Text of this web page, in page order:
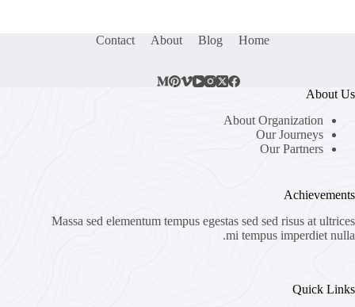
Home
Blog
About
Contact
About Us
About Organization
Our Journeys
Our Partners
Achievements
Massa sed elementum tempus egestas sed sed risus at ultrices
mi tempus imperdiet nulla.
Quick Links